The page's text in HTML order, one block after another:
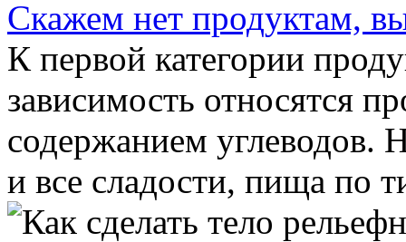
Скажем нет продуктам,
К первой категории
зависимость относятся
содержанием углеводов.
и все сладости, пища по